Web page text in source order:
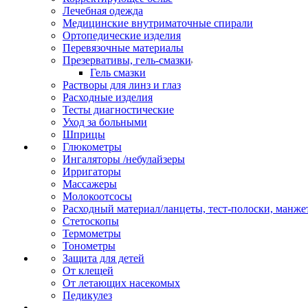
Лечебная одежда
Медицинские внутриматочные спирали
Ортопедические изделия
Перевязочные материалы
Презервативы, гель-смазки
Гель смазки
Растворы для линз и глаз
Расходные изделия
Тесты диагностические
Уход за больными
Шприцы
Глюкометры
Ингаляторы /небулайзеры
Ирригаторы
Массажеры
Молокоотсосы
Расходный материал/ланцеты, тест-полоски,
Стетоскопы
Термометры
Тонометры
Защита для детей
От клещей
От летающих насекомых
Педикулез